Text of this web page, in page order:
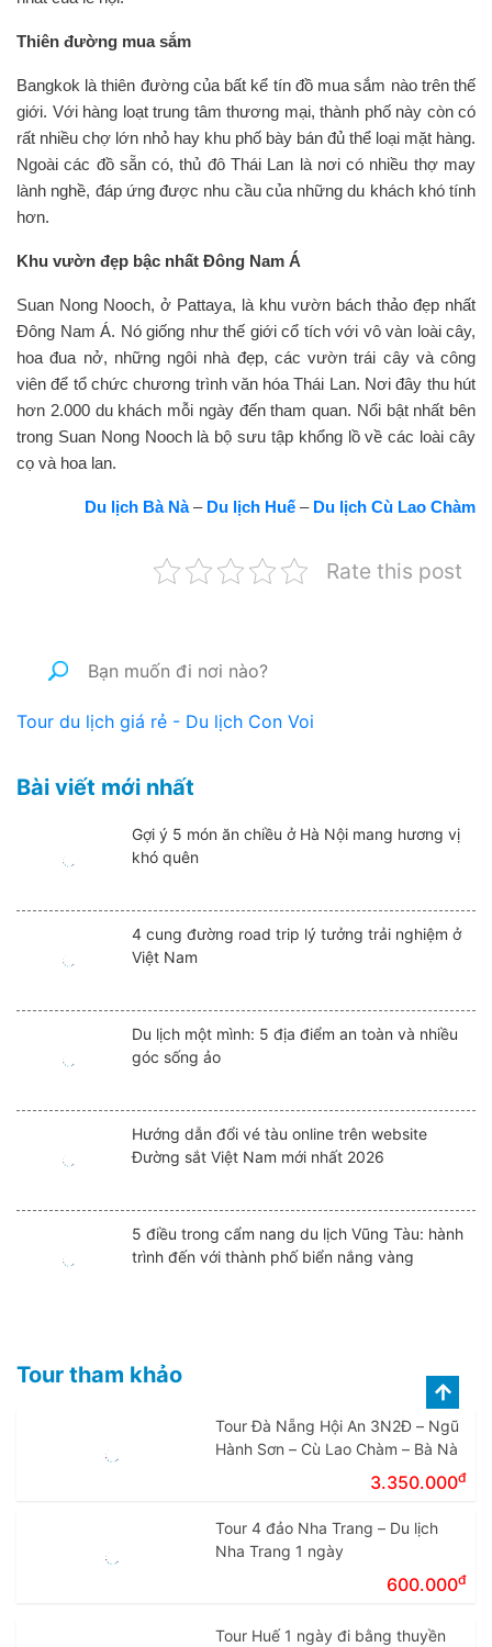
Thiên đường mua sắm
Bangkok là thiên đường của bất kể tín đồ mua sắm nào trên thế
giới. Với hàng loạt trung tâm thương mại, thành phố này còn có
rất nhiều chợ lớn nhỏ hay khu phố bày bán đủ thể loại mặt hàng.
Ngoài các đồ sẵn có, thủ đô Thái Lan là nơi có nhiều thợ may
lành nghề, đáp ứng được nhu cầu của những du khách khó tính
hơn.
Khu vườn đẹp bậc nhất Đông Nam Á
Suan Nong Nooch, ở Pattaya, là khu vườn bách thảo đẹp nhất
Đông Nam Á. Nó giống như thế giới cổ tích với vô vàn loài cây,
hoa đua nở, những ngôi nhà đẹp, các vườn trái cây và công
viên để tổ chức chương trình văn hóa Thái Lan. Nơi đây thu hút
hơn 2.000 du khách mỗi ngày đến tham quan. Nổi bật nhất bên
trong Suan Nong Nooch là bộ sưu tập khổng lồ về các loài cây
cọ và hoa lan.
Du lịch Bà Nà– Du lịch Huế – Du lịch Cù Lao Chàm
Rate this post
Tour du lịch giá rẻ - Du lịch Con Voi
Bài viết mới nhất
Gợi ý 5 món ăn chiều ở Hà Nội mang hương vị
khó quên
4 cung đường road trip lý tưởng trải nghiệm ở
Việt Nam
Du lịch một mình: 5 địa điểm an toàn và nhiều
góc sống ảo
Hướng dẫn đổi vé tàu online trên website
Đường sắt Việt Nam mới nhất 2026
5 điều trong cẩm nang du lịch Vũng Tàu: hành
trình đến với thành phố biển nắng vàng
Tour tham khảo
Tour Đà Nẵng Hội An 3N2Đ – Ngũ
Hành Sơn – Cù Lao Chàm – Bà Nà
3.350.000đ
Tour 4 đảo Nha Trang – Du lịch
Nha Trang 1 ngày
600.000đ
Tour Huế 1 ngày đi bằng thuyền